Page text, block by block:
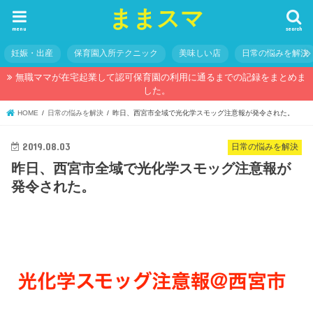
ままスマ search
menu
妊娠・出産 保育園入所テクニック 美味しい店 日常の悩みを解決
無職ママが在宅起業して認可保育園の利用に通るまでの記録をまとめま
した。
HOME 日常の悩みを解決 昨日、西宮市全域で光化学スモッグ注意報が発令された。
日常の悩みを解決
2019.08.03
昨日、西宮市全域で光化学スモッグ注意報が
発令された。